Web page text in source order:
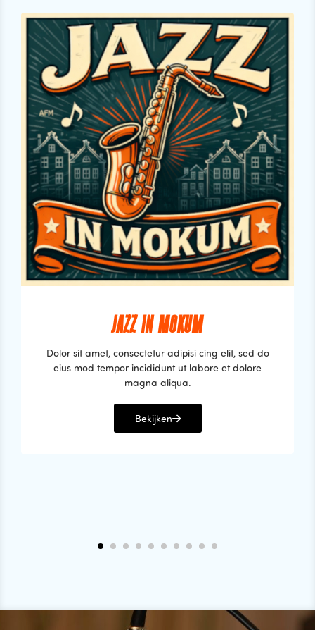
JAZZ IN MOKUM
Dolor sit amet, consectetur adipisi cing elit, sed do
eius mod tempor incididunt ut labore et dolore
magna aliqua.
Bekijken